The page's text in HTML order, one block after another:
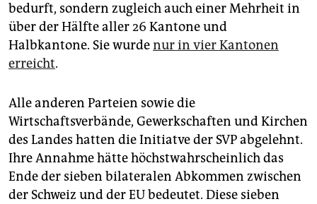
bedurft, sondern zugleich auch einer Mehrheit in
über der Hälfte aller 26 Kantone und
Halbkantone. Sie wurdenur in vier Kantonen
erreicht.
Alle anderen Parteien sowie die
Wirtschaftsverbände, Gewerkschaften und Kirchen
des Landes hatten die Initiatve der SVP abgelehnt.
Ihre Annahme hätte höchstwahrscheinlich das
Ende der sieben bilateralen Abkommen zwischen
der Schweiz und der EU bedeutet. Diese sieben